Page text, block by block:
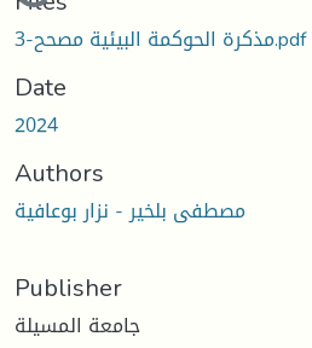
مذكرة الحوكمة البيئية مصحح-3.pdf
Date
2024
Authors
مصطفى بلخير - نزار بوعافية
Publisher
جامعة المسيلة